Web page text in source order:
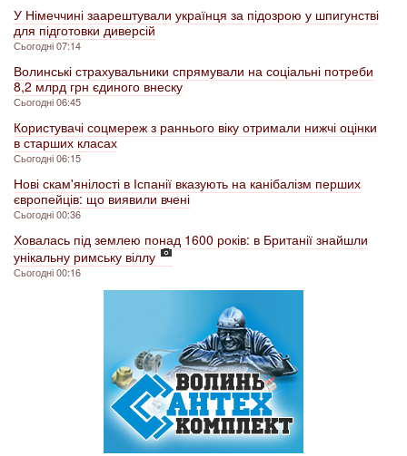
У Німеччині заарештували українця за підозрою у шпигунстві
для підготовки диверсій
Сьогодні 07:14
Волинські страхувальники спрямували на соціальні потреби
8,2 млрд грн єдиного внеску
Сьогодні 06:45
Користувачі соцмереж з раннього віку отримали нижчі оцінки
в старших класах
Сьогодні 06:15
Нові скам'янілості в Іспанії вказують на канібалізм перших
європейців: що виявили вчені
Сьогодні 00:36
Ховалась під землею понад 1600 років: в Британії знайшли
унікальну римську віллу
Сьогодні 00:16